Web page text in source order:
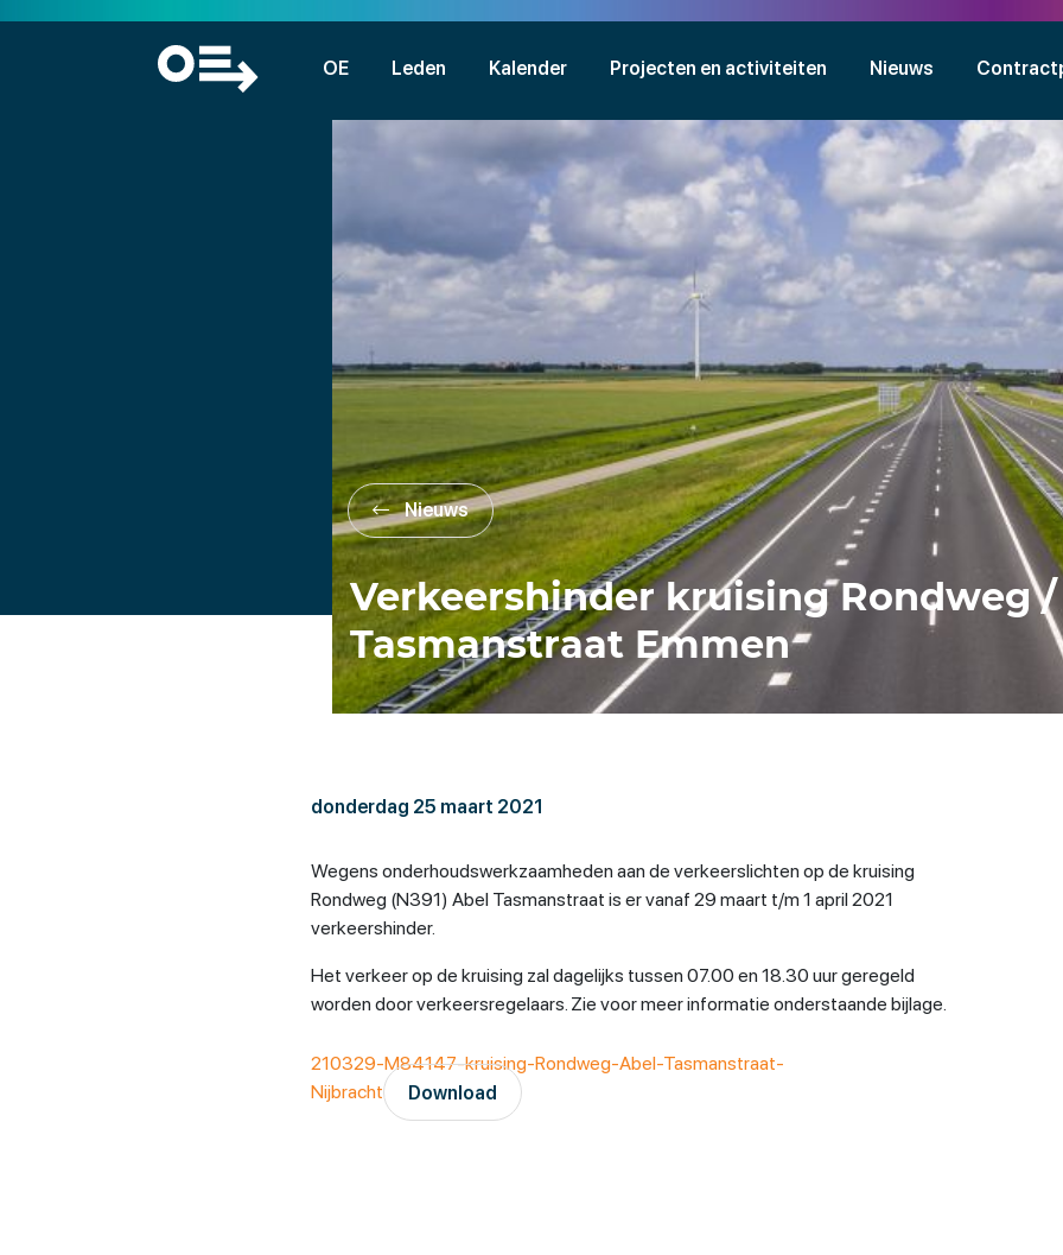
OE Leden Kalender Projecten en activiteiten Nieuws
Nieuws
Verkeershinder kruising Rondweg
Tasmanstraat Emmen
donderdag 25 maart 2021
Wegens onderhoudswerkzaamheden aan de verkeerslichten op de kruising
Rondweg (N391) Abel Tasmanstraat is er vanaf 29 maart t/m 1 april 2021
verkeershinder.
Het verkeer op de kruising zal dagelijks tussen 07.00 en 18.30 uur geregeld
worden door verkeersregelaars. Zie voor meer informatie onderstaande bijlage.
210329-M84147-kruising-Rondweg-Abel-Tasmanstraat-
Nijbracht
Download